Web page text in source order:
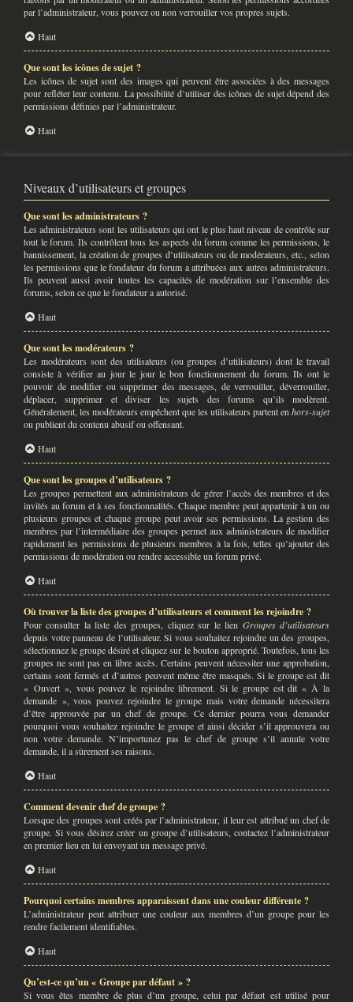
par l’administrateur, vous pouvez ou non verrouiller vos propres sujets.
Haut
Que sont les icônes de sujet ?
Les icônes de sujet sont des images qui peuvent être associées à des messages
pour refléter leur contenu. La possibilité d’utiliser des icônes de sujet dépend des
permissions définies par l’administrateur.
Haut
Niveaux d’utilisateurs et groupes
Que sont les administrateurs ?
Les administrateurs sont les utilisateurs qui ont le plus haut niveau de contrôle sur
tout le forum. Ils contrôlent tous les aspects du forum comme les permissions, le
bannissement, la création de groupes d’utilisateurs ou de modérateurs, etc., selon
les permissions que le fondateur du forum a attribuées aux autres administrateurs.
Ils peuvent aussi avoir toutes les capacités de modération sur l’ensemble des
forums, selon ce que le fondateur a autorisé.
Haut
Que sont les modérateurs ?
Les modérateurs sont des utilisateurs (ou groupes d’utilisateurs) dont le travail
consiste à vérifier au jour le jour le bon fonctionnement du forum. Ils ont le
pouvoir de modifier ou supprimer des messages, de verrouiller, déverrouiller,
déplacer, supprimer et diviser les sujets des forums qu’ils modèrent.
Généralement, les modérateurs empêchent que les utilisateurs partent en hors-sujet
ou publient du contenu abusif ou offensant.
Haut
Que sont les groupes d’utilisateurs ?
Les groupes permettent aux administrateurs de gérer l’accès des membres et des
invités au forum et à ses fonctionnalités. Chaque membre peut appartenir à un ou
plusieurs groupes et chaque groupe peut avoir ses permissions. La gestion des
membres par l’intermédiaire des groupes permet aux administrateurs de modifier
rapidement les permissions de plusieurs membres à la fois, telles qu’ajouter des
permissions de modération ou rendre accessible un forum privé.
Haut
Où trouver la liste des groupes d’utilisateurs et comment les rejoindre ?
Pour consulter la liste des groupes, cliquez sur le lien Groupes d’utilisateurs
depuis votre panneau de l’utilisateur. Si vous souhaitez rejoindre un des groupes,
sélectionnez le groupe désiré et cliquez sur le bouton approprié. Toutefois, tous les
groupes ne sont pas en libre accès. Certains peuvent nécessiter une approbation,
certains sont fermés et d’autres peuvent même être masqués. Si le groupe est dit
« Ouvert », vous pouvez le rejoindre librement. Si le groupe est dit « À la
demande », vous pouvez rejoindre le groupe mais votre demande nécessitera
d’être approuvée par un chef de groupe. Ce dernier pourra vous demander
pourquoi vous souhaitez rejoindre le groupe et ainsi décider s’il approuvera ou
non votre demande. N’importunez pas le chef de groupe s’il annule votre
demande, il a sûrement ses raisons.
Haut
Comment devenir chef de groupe ?
Lorsque des groupes sont créés par l’administrateur, il leur est attribué un chef de
groupe. Si vous désirez créer un groupe d’utilisateurs, contactez l’administrateur
en premier lieu en lui envoyant un message privé.
Haut
Pourquoi certains membres apparaissent dans une couleur différente ?
L’administrateur peut attribuer une couleur aux membres d’un groupe pour les
rendre facilement identifiables.
Haut
Qu’est-ce qu’un « Groupe par défaut » ?
Si vous êtes membre de plus d’un groupe, celui par défaut est utilisé pour